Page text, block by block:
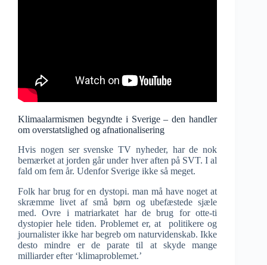
Klimaalarmismen begyndte i Sverige – den handler
om overstatslighed og afnationalisering
Hvis nogen ser svenske TV nyheder, har de nok
bemærket at jorden går under hver aften på SVT. I al
fald om fem år. Udenfor Sverige ikke så meget.
Folk har brug for en dystopi. man må have noget at
skræmme livet af små børn og ubefæstede sjæle
med. Ovre i matriarkatet har de brug for otte-ti
dystopier hele tiden. Problemet er, at politikere og
journalister ikke har begreb om naturvidenskab. Ikke
desto mindre er de parate til at skyde mange
milliarder efter ‘klimaproblemet.’